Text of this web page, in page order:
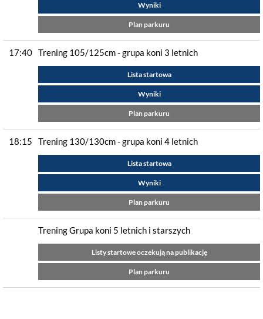
Wyniki
Plan parkuru
17:40 Trening 105/125cm - grupa koni 3 letnich
Lista startowa
Wyniki
Plan parkuru
18:15 Trening 130/130cm - grupa koni 4 letnich
Lista startowa
Wyniki
Plan parkuru
Trening Grupa koni 5 letnich i starszych
Listy startowe oczekują na publikację
Plan parkuru